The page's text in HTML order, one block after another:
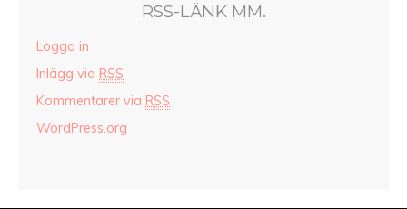
RSS-LÄNK MM.
Logga in
Inlägg via RSS
Kommentarer via RSS
WordPress.org